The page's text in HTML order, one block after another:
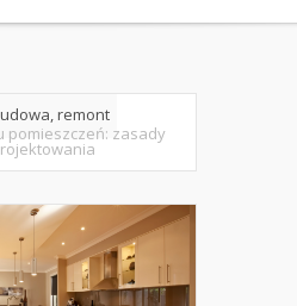
remont
pomieszczeń: zasady